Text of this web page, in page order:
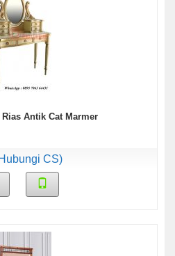
Rias Antik Cat Marmer
CS)